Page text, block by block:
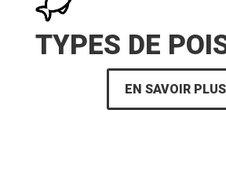
TYPES DE
EN SAVOIR PLUS